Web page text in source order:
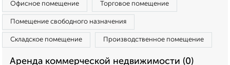
Офисное помещение Торговое помещение
Помещение свободного назначения
Складское помещение Производственное помещение
Аренда коммерческой недвижимости (0)